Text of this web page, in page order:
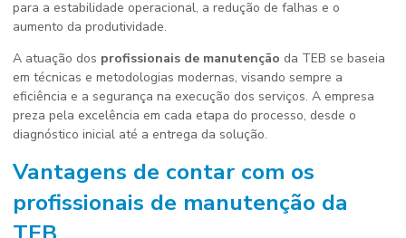
para a estabilidade operacional, a redução de falhas e o
aumento da produtividade.
A atuação dos profissionais de manutenção da TEB se baseia
em técnicas e metodologias modernas, visando sempre a
eficiência e a segurança na execução dos serviços. A empresa
preza pela excelência em cada etapa do processo, desde o
diagnóstico inicial até a entrega da solução.
Vantagens de contar com os
profissionais de manutenção da